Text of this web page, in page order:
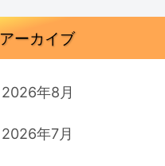
アーカイブ
2026年8月
2026年7月